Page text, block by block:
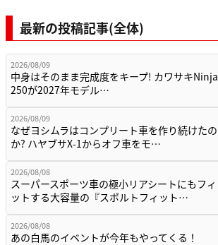
最新の投稿記事(全体)
2026/08/09
中身はそのまま完成度をキープ! カワサキNinja
250が2027年モデル…
2026/08/09
なぜヨシムラはコンプリート車を作り続けたの
か? ハヤブサX-1からオフ車をモ…
2026/08/08
スーパースポーツ車の極小リアシートにもフィ
ットする大容量の『スポルトフィット…
2026/08/08
あの白馬のイベントが今年もやってくる！